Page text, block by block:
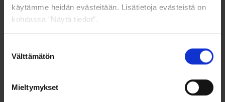
käytämme heidän evästeitään. Lisätietoja evästeistä on
kohdassa ”Näytä tiedot”.
evästeet ja vahvistaa valinnan. Voit muuttaa valintaasi
valinta
Välttämätön
Mieltymykset
03/10/2024 10:00
tapahtumassa 2024